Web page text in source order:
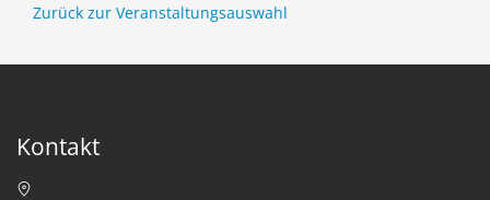
Zurück zur Veranstaltungsauswahl
Kontakt